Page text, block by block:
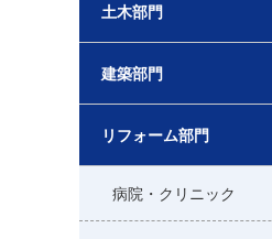
土木部門
建築部門
リフォーム部門
病院・クリニック